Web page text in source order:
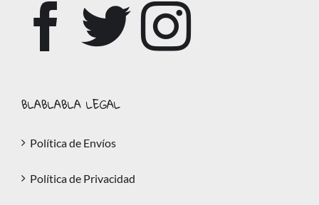
BLABLABLA LEGAL
Política de Envíos
Política de Privacidad